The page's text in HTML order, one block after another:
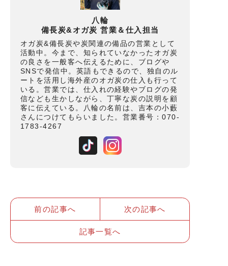
八輪
備長炭&オガ炭 営業＆仕入担当
オガ炭&備長炭や炭関連の備品の営業として
活動中。今まで、知られていなかったオガ炭
の良さを一般客へ伝えるために、ブログや
SNSで発信中。英語もできるので、独自のル
ートを活用し海外産のオガ炭の仕入も行って
いる。営業では、仕入れの経験やブログの発
信なども生かしながら、丁寧な炭の説明を顧
客に伝えている。八輪の名前は、吉本の小藪
さんにつけてもらいました。営業番号：070-
1783-4267
前の記事へ 次の記事へ
記事一覧へ